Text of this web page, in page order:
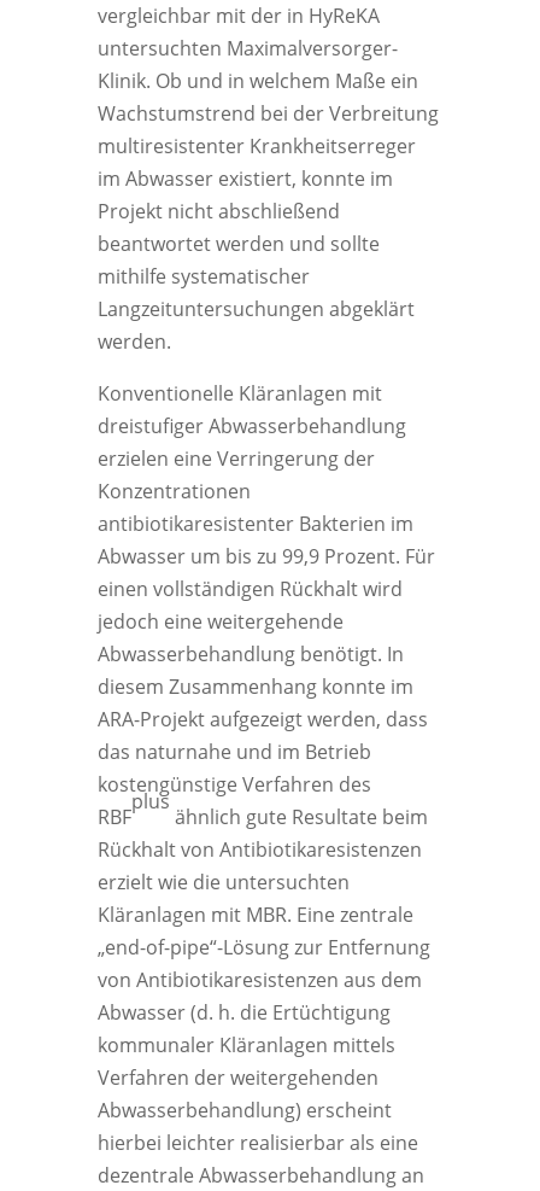
vergleichbar mit der in HyReKA
untersuchten Maximalversorger-
Klinik. Ob und in welchem Maße ein
Wachstumstrend bei der Verbreitung
multiresistenter Krankheitserreger
im Abwasser existiert, konnte im
Projekt nicht abschließend
beantwortet werden und sollte
mithilfe systematischer
Langzeituntersuchungen abgeklärt
werden.
Konventionelle Kläranlagen mit
dreistufiger Abwasserbehandlung
erzielen eine Verringerung der
Konzentrationen
antibiotikaresistenter Bakterien im
Abwasser um bis zu 99,9 Prozent. Für
einen vollständigen Rückhalt wird
jedoch eine weitergehende
Abwasserbehandlung benötigt. In
diesem Zusammenhang konnte im
ARA-Projekt aufgezeigt werden, dass
das naturnahe und im Betrieb
kostengünstige Verfahren des
RBF
plus
ähnlich gute Resultate beim
Rückhalt von Antibiotikaresistenzen
erzielt wie die untersuchten
Kläranlagen mit MBR. Eine zentrale
„end-of-pipe“-Lösung zur Entfernung
von Antibiotikaresistenzen aus dem
Abwasser (d. h. die Ertüchtigung
kommunaler Kläranlagen mittels
Verfahren der weitergehenden
Abwasserbehandlung) erscheint
hierbei leichter realisierbar als eine
dezentrale Abwasserbehandlung an